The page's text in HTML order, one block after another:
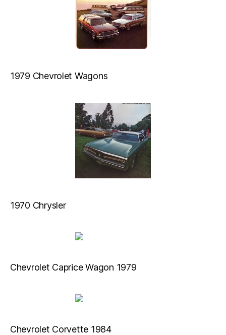
1979 Chevrolet Wagons
1970 Chrysler
Chevrolet Caprice Wagon 1979
Chevrolet Corvette 1984